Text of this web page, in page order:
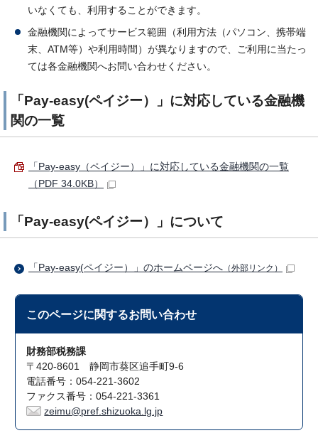
いなくても、利用することができます。
金融機関によってサービス範囲（利用方法（パソコン、携帯端
末、ATM等）や利用時間）が異なりますので、ご利用に当たっ
ては各金融機関へお問い合わせください。
「Pay-easy(ペイジー）」に対応している金融機
関の一覧
「Pay-easy（ペイジー）」に対応している金融機関の一覧
（PDF 34.0KB）
「Pay-easy(ペイジー）」について
「Pay-easy(ペイジー）」のホームページへ （外部リンク）
このページに関するお問い合わせ
財務部税務課
〒420-8601 静岡市葵区追手町9-6
電話番号：054-221-3602
ファクス番号：054-221-3361
zeimu@pref.shizuoka.lg.jp